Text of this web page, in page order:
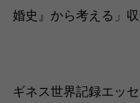
婚史』から考える」収
ギネス世界記録エッセ